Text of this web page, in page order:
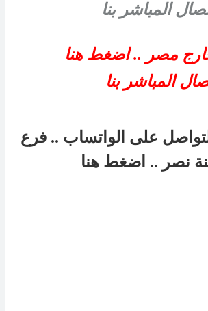
المباشر بنا
مصر .. اضغط هنا
المباشر بنا
على الواتساب .. فرع
نصر .. اضغط هنا